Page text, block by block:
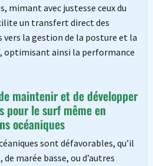
mimant avec justesse ceux du
un transfert direct des
la gestion de la posture et la
optimisant ainsi la performance
maintenir et de développer
pour le surf même en
océaniques
sont défavorables, qu’il
marée basse, ou d’autres